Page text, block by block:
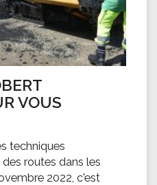
VOUS
techniques
routes dans les
‎2022, c'est